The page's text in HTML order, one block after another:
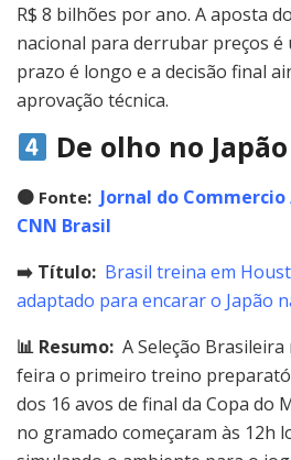
R$ 8 bilhões por ano. A aposta
nacional para derrubar preços é
prazo é longo e a decisão final
aprovação técnica.
De olho no Japão
🟠 Fonte: Jornal do
CNN Brasil
➡️ Título: Brasil treina em
adaptado para encarar o Japão
📊 Resumo: A Seleção
feira o primeiro treino
dos 16 avos de final da Copa do
no gramado começaram às 12h